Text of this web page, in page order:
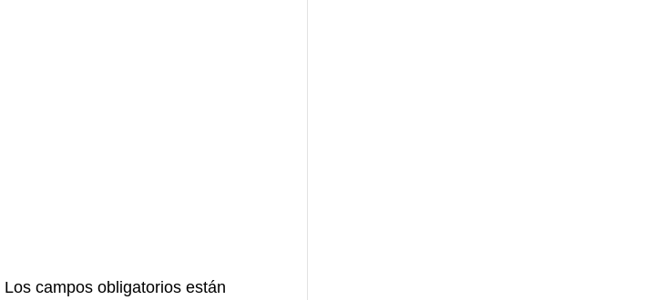
Los campos obligatorios están